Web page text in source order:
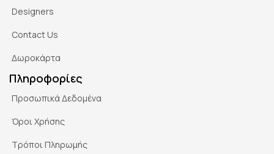
Designers
Contact Us
Δωροκάρτα
Πληροφορίες
Προσωπικά Δεδομένα
Όροι Χρήσης
Τρόποι Πληρωμής